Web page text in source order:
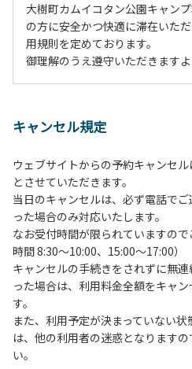
大樹町カムイコタン公園キャン
の方に安全かつ快適に滞在いた
用規則を定めております。
御理解のうえ遵守いただきますよ
２、中学生以下だけでの利用は
３、テントサイト（多目的広場
予約いただいた方のみで、連泊の
基本的に、テント1張りにつき1
管理棟にてチェックインの手続き
時前にお越しの方は、午後3時
続きを行ってください。午後5時
手続きを行ってください。
４、車両は、荷物の積み下ろし
ださい。
５、チェックアウトは、午前10
午後5時まで）です。チェックイ
方や使用人数が増えた場合は、必
キャンセル規定
ウェブサイトからの予約キャンセ
とさせていただきます。
当日のキャンセルは、必ず電話で
った場合のみ対応いたします。
なお受付時間が限られていますの
時間 8:30～10:00、15:00～17:00）
キャンセルの手続きをされずに無
った場合は、利用料金全額をキャ
す。
また、利用予定が決まっていない
は、他の利用者の迷惑となります
い。